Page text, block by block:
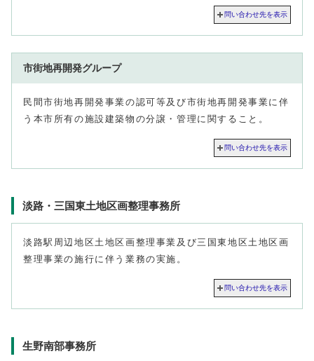
問い合わせ先を表示
市街地再開発グループ
民間市街地再開発事業の認可等及び市街地再開発事業に伴
う本市所有の施設建築物の分譲・管理に関すること。
問い合わせ先を表示
淡路・三国東土地区画整理事務所
淡路駅周辺地区土地区画整理事業及び三国東地区土地区画
整理事業の施行に伴う業務の実施。
問い合わせ先を表示
生野南部事務所